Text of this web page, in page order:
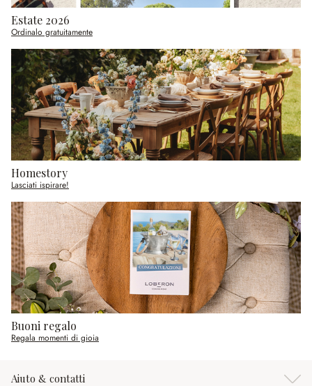
Estate 2026
Ordinalo gratuitamente
Homestory
Lasciati ispirare!
Buoni regalo
Regala momenti di gioia
Aiuto & contatti